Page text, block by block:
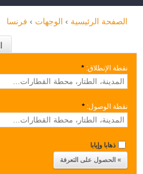
الصفحة الرئيسية › الوجهات › فرنسا
نقطة الإنطلاق: *
نقطة الوصول: *
ذهابا وإيابا